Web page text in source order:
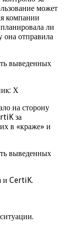
может
компании
ли
она отправила
Х
на сторону
за
в «краже» и
и CertiK.